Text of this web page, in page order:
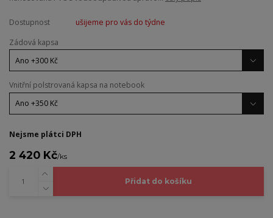
Dostupnost
ušijeme pro vás do týdne
Zádová kapsa
Vnitřní polstrovaná kapsa na notebook
Nejsme plátci DPH
2 420 Kč/ks
Přidat do košíku